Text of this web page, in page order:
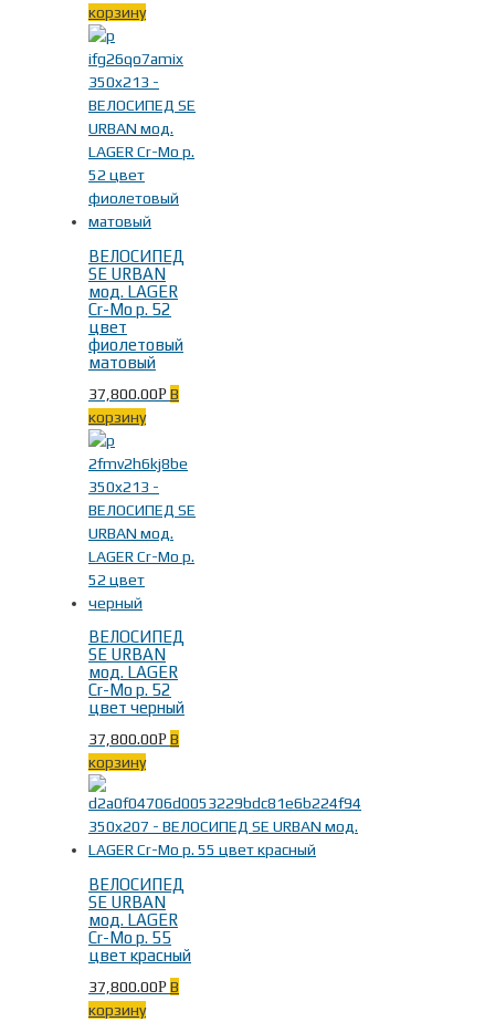
корзину
ВЕЛОСИПЕД
SE URBAN
мод. LAGER
Cr-Mo р. 52
цвет
фиолетовый
матовый
37,800.00Р В
корзину
ВЕЛОСИПЕД
SE URBAN
мод. LAGER
Cr-Mo р. 52
цвет черный
37,800.00Р В
корзину
ВЕЛОСИПЕД
SE URBAN
мод. LAGER
Cr-Mo р. 55
цвет красный
37,800.00Р В
корзину